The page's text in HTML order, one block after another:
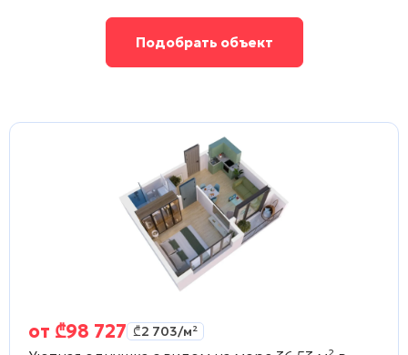
Подобрать объект
от ₾98 727 ₾2 703/м²